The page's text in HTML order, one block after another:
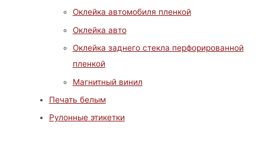
Оклейка автомобиля пленкой
Оклейка авто
Оклейка заднего стекла перфорированной
пленкой
Магнитный винил
Печать белым
Рулонные этикетки